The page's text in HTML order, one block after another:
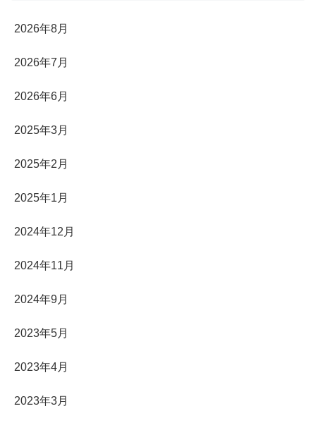
2026年8月
2026年7月
2026年6月
2025年3月
2025年2月
2025年1月
2024年12月
2024年11月
2024年9月
2023年5月
2023年4月
2023年3月